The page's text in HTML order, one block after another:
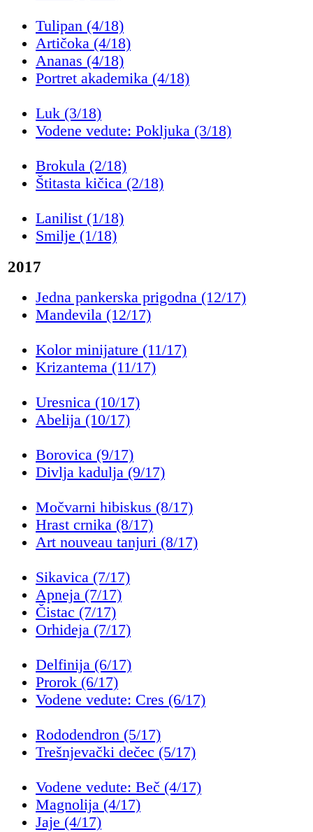
Tulipan (4/18)
Artičoka (4/18)
Ananas (4/18)
Portret akademika (4/18)
Luk (3/18)
Vodene vedute: Pokljuka (3/18)
Brokula (2/18)
Štitasta kičica (2/18)
Lanilist (1/18)
Smilje (1/18)
2017
Jedna pankerska prigodna (12/17)
Mandevila (12/17)
Kolor minijature (11/17)
Krizantema (11/17)
Uresnica (10/17)
Abelija (10/17)
Borovica (9/17)
Divlja kadulja (9/17)
Močvarni hibiskus (8/17)
Hrast crnika (8/17)
Art nouveau tanjuri (8/17)
Sikavica (7/17)
Apneja (7/17)
Čistac (7/17)
Orhideja (7/17)
Delfinija (6/17)
Prorok (6/17)
Vodene vedute: Cres (6/17)
Rododendron (5/17)
Trešnjevački dečec (5/17)
Vodene vedute: Beč (4/17)
Magnolija (4/17)
Jaje (4/17)